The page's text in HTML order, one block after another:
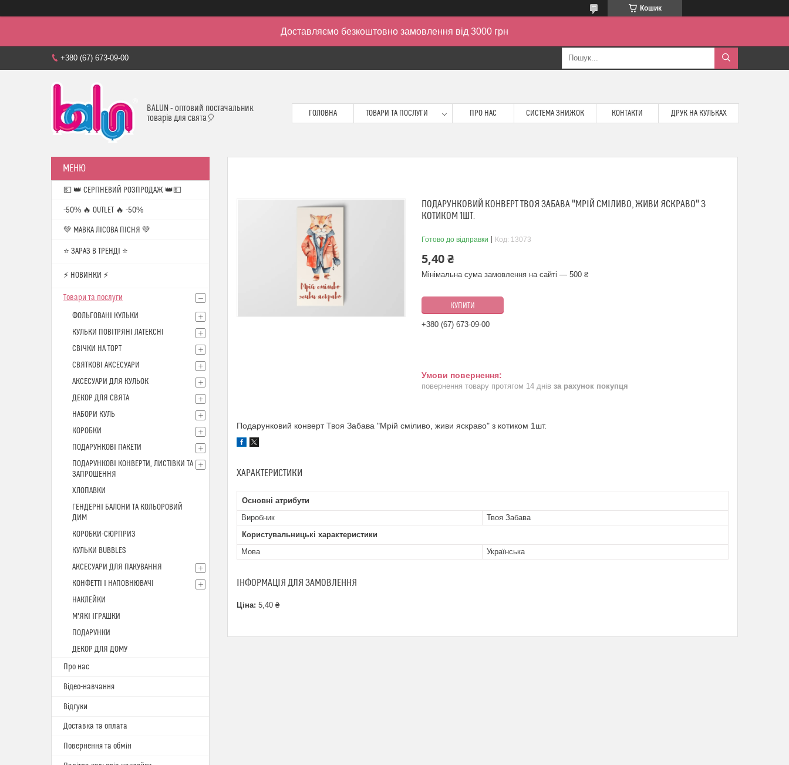
Кошик
Доставляємо безкоштовно замовлення від 3000 грн
+380 (67) 673-09-00
BALUN - оптовий постачальник
товарів для свята🎈
ГОЛОВНА ТОВАРИ ТА ПОСЛУГИ ПРО НАС СИСТЕМА ЗНИЖОК КОНТАКТИ ДРУК НА КУЛЬКАХ
ПОДАРУНКОВИЙ КОНВЕРТ ТВОЯ ЗАБАВА "МРІЙ СМІЛИВО, ЖИВИ ЯСКРАВО" З
КОТИКОМ 1ШТ.
Готово до відправки Код: 13073
5,40 ₴
Мінімальна сума замовлення на сайті — 500 ₴
КУПИТИ
+380 (67) 673-09-00
повернення товару протягом 14 днів за рахунок покупця
Подарунковий конверт Твоя Забава "Мрій сміливо, живи яскраво" з котиком 1шт.
ХАРАКТЕРИСТИКИ
Основні атрибути
Виробник
Твоя Забава
Користувальницькі характеристики
Мова
Українська
ІНФОРМАЦІЯ ДЛЯ ЗАМОВЛЕННЯ
Ціна: 5,40 ₴
💵 👑 СЕРПНЕВИЙ РОЗПРОДАЖ 👑💵
-50% 🔥 OUTLET 🔥 -50%
💚 МАВКА ЛІСОВА ПІСНЯ 💚
⭐️ ЗАРАЗ В ТРЕНДІ ⭐️
⚡ НОВИНКИ ⚡
Товари та послуги
ФОЛЬГОВАНІ КУЛЬКИ
КУЛЬКИ ПОВІТРЯНІ ЛАТЕКСНІ
СВІЧКИ НА ТОРТ
СВЯТКОВІ АКСЕСУАРИ
АКСЕСУАРИ ДЛЯ КУЛЬОК
ДЕКОР ДЛЯ СВЯТА
НАБОРИ КУЛЬ
КОРОБКИ
ПОДАРУНКОВІ ПАКЕТИ
ПОДАРУНКОВІ КОНВЕРТИ, ЛИСТІВКИ ТА
ЗАПРОШЕННЯ
ХЛОПАВКИ
ГЕНДЕРНІ БАЛОНИ ТА КОЛЬОРОВИЙ
ДИМ
КОРОБКИ-СЮРПРИЗ
КУЛЬКИ BUBBLES
АКСЕСУАРИ ДЛЯ ПАКУВАННЯ
КОНФЕТТІ І НАПОВНЮВАЧІ
НАКЛЕЙКИ
М'ЯКІ ІГРАШКИ
ПОДАРУНКИ
ДЕКОР ДЛЯ ДОМУ
Про нас
Відео-навчання
Відгуки
Доставка та оплата
Повернення та обмін